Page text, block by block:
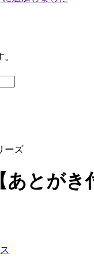
ーズ
あとがき